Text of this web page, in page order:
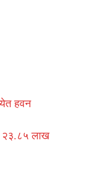
हवन
२३.८५ लाख